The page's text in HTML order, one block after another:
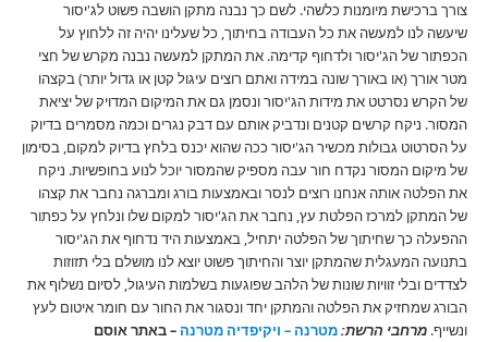
צורך ברכישת מיומנות כלשהי. לשם כך נבנה מתקן הושבה פשוט לג'יסור
שיעשה לנו למעשה את כל העבודה בחיתוך, כל שעלינו יהיה זה ללחוץ על
הכפתור של הג'יסור ולדחוף קדימה. את המתקן למעשה נבנה מקרש של חצי
מטר אורך (או באורך שונה במידה ואתם רוצים עיגול קטן או גדול יותר) בקצהו
של הקרש נסרטט את מידות הג'יסור ונסמן גם את המיקום המדויק של יציאת
המסור. ניקח קרשים קטנים ונדביק אותם עם דבק נגרים וכמה מסמרים בדיוק
על הסרטוט גבולות מכשיר הג'יסור ככה שהוא יכנס בלחץ בדיוק למקום, בסימון
של מיקום המסור נקדח חור עבה מספיק שהמסור יוכל לנוע בחופשיות. ניקח
את הפלטה אותה אנחנו רוצים לנסר ובאמצעות בורג ומברגה נחבר את קצהו
של המתקן למרכז הפלטת עץ, נחבר את הג'יסור למקום שלו ונלחץ על כפתור
ההפעלה כך שחיתוך של הפלטה יתחיל, באמצעות היד נדחוף את הג'יסור
בתנועה המעגלית שהמתקן יוצר והחיתוך פשוט יוצא לנו מושלם בלי תזוזות
לצדדים ובלי זוויות שונות של הלהב שפוגעות בשלמות העיגול, לסיום נשלוף את
הבורג שמחזיק את הפלטה והמתקן יחד ונסגור את החור עם חומר איטום לעץ
ונשייף. מרחבי הרשת:מטרנה – ויקיפדיה מטרנה – באתר אוסם